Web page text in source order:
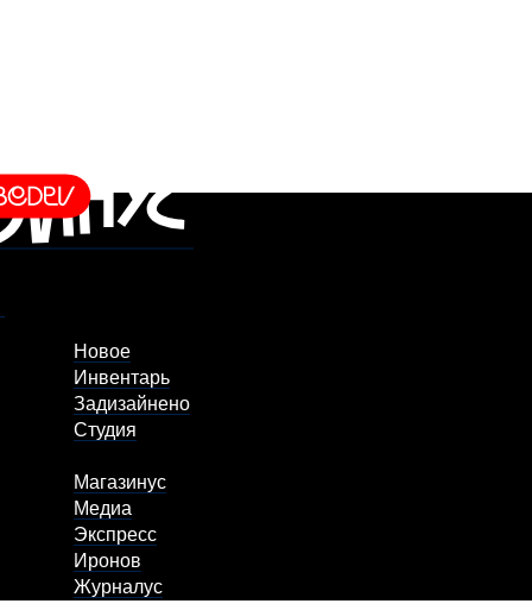
Новое
Инвентарь
Задизайнено
Студия
Магазинус
Медиа
Экспресс
Иронов
Журналус